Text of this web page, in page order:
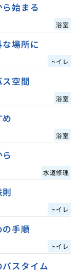
始まる
浴室
場所に
トイレ
空間
浴室
浴室
水道修理
トイレ
手順
トイレ
スタイム